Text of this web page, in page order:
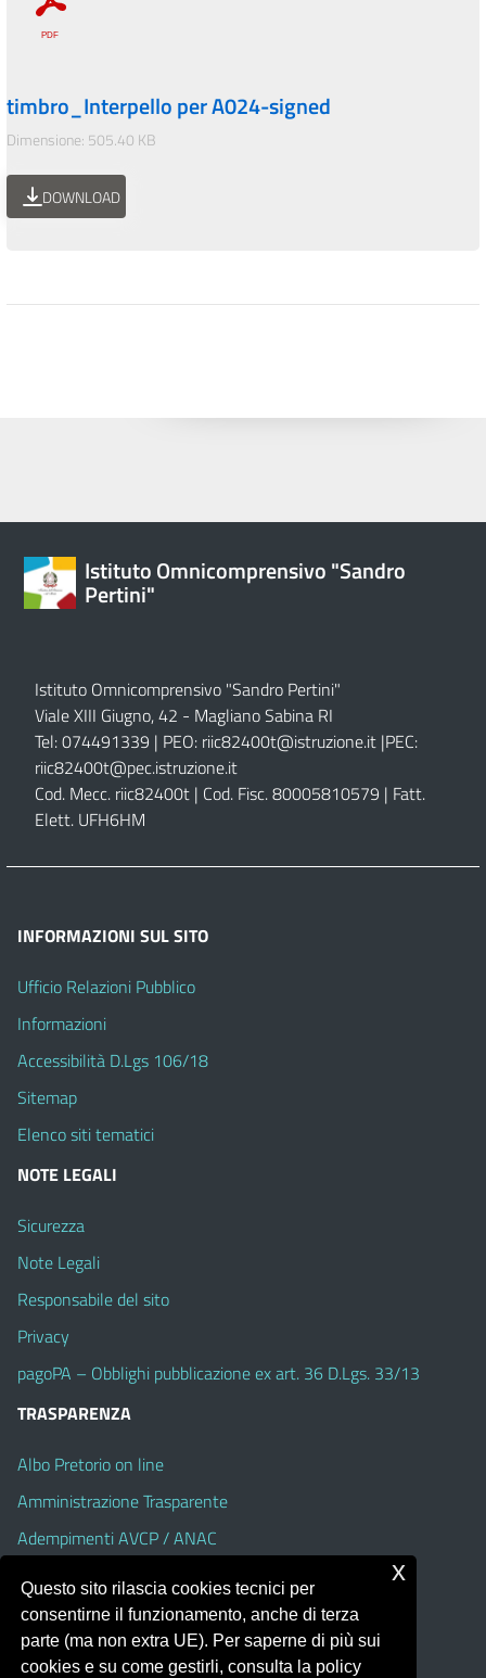
timbro_Interpello per A024-signed
Dimensione: 505.40 KB
DOWNLOAD
Istituto Omnicomprensivo "Sandro
Pertini"
Istituto Omnicomprensivo "Sandro Pertini"
Viale XIII Giugno, 42 - Magliano Sabina RI
Tel: 074491339 | PEO: riic82400t@istruzione.it |PEC:
riic82400t@pec.istruzione.it
Cod. Mecc. riic82400t | Cod. Fisc. 80005810579 | Fatt.
Elett. UFH6HM
INFORMAZIONI SUL SITO
Ufficio Relazioni Pubblico
Informazioni
Accessibilità D.Lgs 106/18
Sitemap
Elenco siti tematici
NOTE LEGALI
Sicurezza
Note Legali
Responsabile del sito
Privacy
pagoPA – Obblighi pubblicazione ex art. 36 D.Lgs. 33/13
TRASPARENZA
Albo Pretorio on line
Amministrazione Trasparente
Adempimenti AVCP / ANAC
Accesso Civico
Dichiarazione di accessibilità
Questo sito rilascia cookies tecnici per
consentirne il funzionamento, anche di terza
parte (ma non extra UE). Per saperne di più sui
cookies e su come gestirli, consulta la policy
x